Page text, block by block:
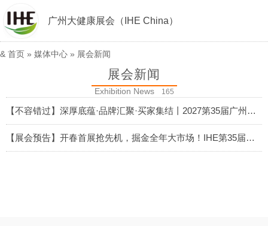
广州大健康展会（IHE China）
& 首页 » 媒体中心 » 展会新闻
展会新闻
Exhibition News 165
【不容错过】深厚底蕴·品牌汇聚·买家集结丨2027第35届广州大健康展的「商机与价值」
2026-07-23
【展会预告】开春首展抢先机，掘金全年大市场！IHE第35届广州国际大健康展将于2027年3月10-12日重磅开展